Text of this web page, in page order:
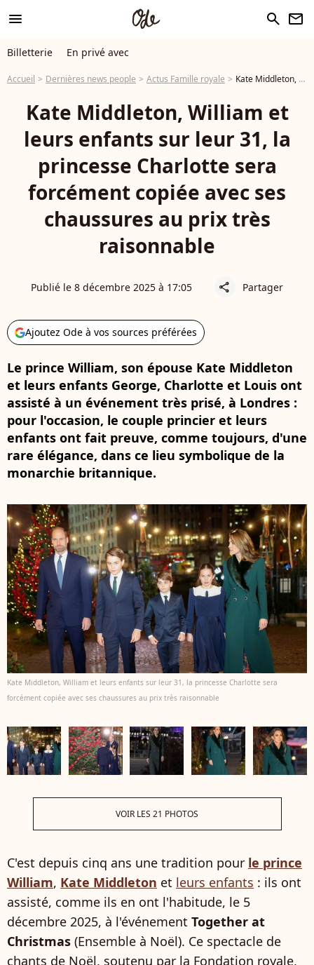
menu search newsletter
Billetterie En privé avec
Accueil Dernières news people Actus Famille royale Kate Middleton, William et leurs enfants sur leur 31, la princesse Charlotte sera forcément copiée avec ses chaussures au prix très raisonnable
Kate Middleton, William et
leurs enfants sur leur 31, la
princesse Charlotte sera
forcément copiée avec ses
chaussures au prix très
raisonnable
Publié le 8 décembre 2025 à 17:05 share Partager
Ajoutez Ode à vos sources préférées
Le prince William, son épouse Kate Middleton
et leurs enfants George, Charlotte et Louis ont
assisté à un événement très prisé, à Londres :
pour l'occasion, le couple princier et leurs
enfants ont fait preuve, comme toujours, d'une
rare élégance, dans ce lieu symbolique de la
monarchie britannique.
Kate Middleton, William et leurs enfants sur leur 31, la princesse Charlotte sera
forcément copiée avec ses chaussures au prix très raisonnable
VOIR LES 21 PHOTOS
C'est depuis cinq ans une tradition pour le prince
William, Kate Middleton et leurs enfants : ils ont
assisté, comme ils en ont l'habitude, le 5
décembre 2025, à l'événement Together at
Christmas (Ensemble à Noël). Ce spectacle de
chants de Noël, soutenu par la Fondation royale,